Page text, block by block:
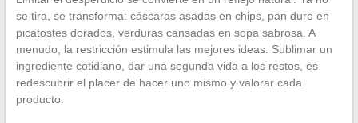
se tira, se transforma: cáscaras asadas en chips, pan duro en
picatostes dorados, verduras cansadas en sopa sabrosa. A
menudo, la restricción estimula las mejores ideas. Sublimar un
ingrediente cotidiano, dar una segunda vida a los restos, es
redescubrir el placer de hacer uno mismo y valorar cada
producto.